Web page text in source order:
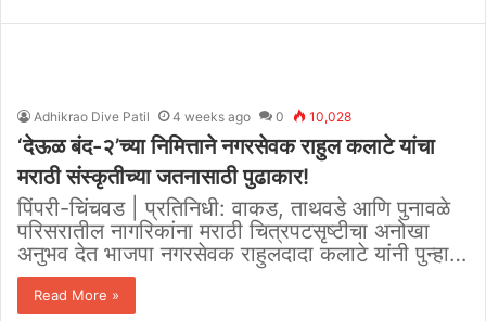
Adhikrao Dive Patil 4 weeks ago 0 10,028
‘देऊळ बंद-२’च्या निमित्ताने नगरसेवक राहुल कलाटे यांचा
मराठी संस्कृतीच्या जतनासाठी पुढाकार!
पिंपरी-चिंचवड | प्रतिनिधी: वाकड, ताथवडे आणि पुनावळे
परिसरातील नागरिकांना मराठी चित्रपटसृष्टीचा अनोखा
अनुभव देत भाजपा नगरसेवक राहुलदादा कलाटे यांनी पुन्हा…
Read More »